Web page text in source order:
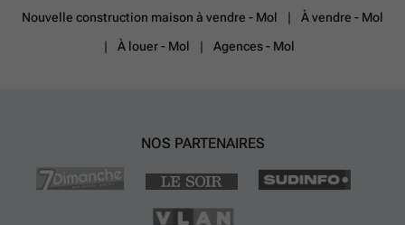
Nouvelle construction maison à vendre - Mol
À vendre - Mol
À louer - Mol
Agences - Mol
NOS PARTENAIRES